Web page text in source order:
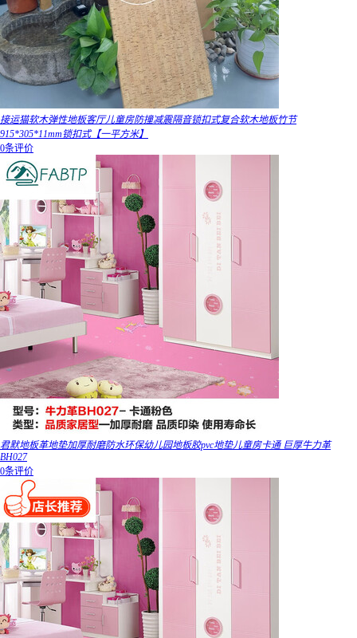
接运猫软木弹性地板客厅儿童房防撞减震隔音锁扣式复合软木地板竹节
915*305*11mm锁扣式【一平方米】
0条评价
君默地板革地垫加厚耐磨防水环保幼儿园地板胶pvc地垫儿童房卡通 巨厚牛力革
BH027
0条评价